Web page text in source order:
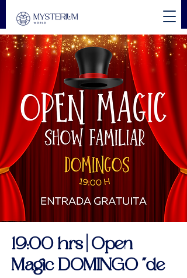
19:00 hrs | Open
Magic DOMINGO "de